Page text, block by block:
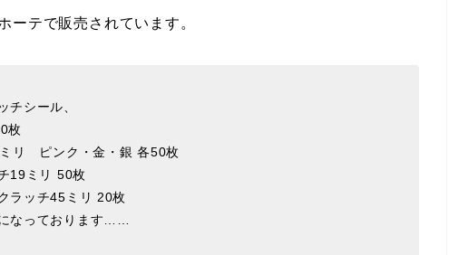
ーテで販売されています。
チシール、
枚
リ ピンク・金・銀 各50枚
19ミリ 50枚
ラッチ45ミリ 20枚
なっております……